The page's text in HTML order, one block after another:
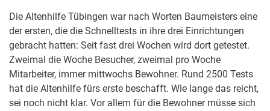
Die Altenhilfe Tübingen war nach Worten Baumeisters eine
der ersten, die die Schnelltests in ihre drei Einrichtungen
gebracht hatten: Seit fast drei Wochen wird dort getestet.
Zweimal die Woche Besucher, zweimal pro Woche
Mitarbeiter, immer mittwochs Bewohner. Rund 2500 Tests
hat die Altenhilfe fürs erste beschafft. Wie lange das reicht,
sei noch nicht klar. Vor allem für die Bewohner müsse sich